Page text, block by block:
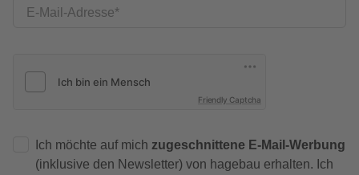
E-Mail-Adresse
Friendly Captcha
Ich möchte auf mich zugeschnittene E-Mail-Werbung
(inklusive den Newsletter) von hagebau erhalten. Ich